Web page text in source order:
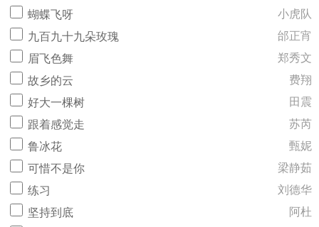
蝴蝶飞呀
小虎队
九百九十九朵玫瑰
邰正宵
眉飞色舞
郑秀文
故乡的云
费翔
好大一棵树
田震
跟着感觉走
苏芮
鲁冰花
甄妮
可惜不是你
梁静茹
练习
刘德华
坚持到底
阿杜